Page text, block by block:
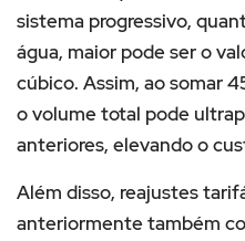
sistema progressivo,
água, maior pode ser o
cúbico. Assim, ao somar
o volume total pode
anteriores, elevando o
Além disso, reajustes
anteriormente também